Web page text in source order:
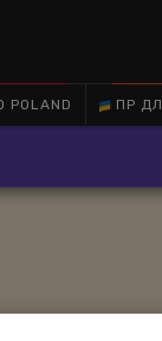
POLAND ПР
